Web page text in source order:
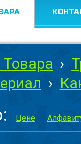
Товара ›
›
Цене